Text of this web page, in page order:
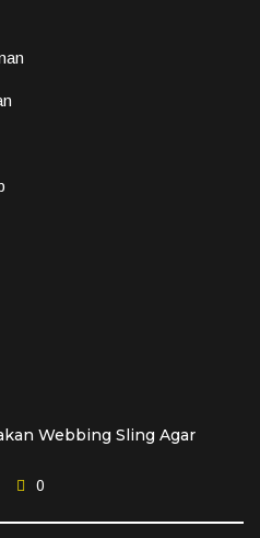
Webbing Sling Agar
0